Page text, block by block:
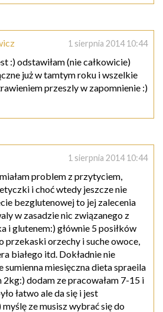
1 sierpnia 2014 10:44
:) odstawiłam (nie całkowicie)
już w tamtym roku i wszelkie
przeszly w zapomnienie :)
1 sierpnia 2014 10:44
problem z przytyciem,
i choć wtedy jeszcze nie
bezglutenowej to jej zalecenia
w zasadzie nic związanego z
i glutenem:) głównie 5 posiłków
przekaski orzechy i suche owoce,
białego itd. Dokładnie nie
sumienna miesięczna dieta spraeila
dodam ze pracowałam 7-15 i
łatwo ale da się i jest
ze musisz wybrać się do